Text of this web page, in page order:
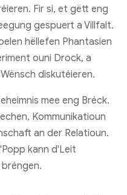
Fir si, et gëtt eng
gespuert a Villfalt.
hëllefen Phantasien
ouni Drock, a
diskutéieren.
mee eng Bréck.
Kommunikatioun
an der Relatioun.
kann d'Leit